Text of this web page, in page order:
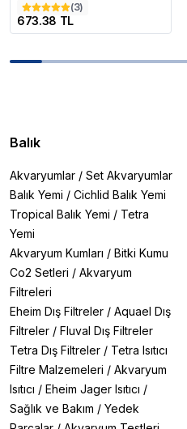
(3)
673.38 TL
Balık
Akvaryumlar / Set Akvaryumlar
Balık Yemi / Cichlid Balık Yemi
Tropical Balık Yemi / Tetra
Yemi
Akvaryum Kumları / Bitki Kumu
Co2 Setleri / Akvaryum
Filtreleri
Eheim Dış Filtreler / Aquael Dış
Filtreler / Fluval Dış Filtreler
Tetra Dış Filtreler / Tetra Isıtıcı
Filtre Malzemeleri / Akvaryum
Isıtıcı / Eheim Jager Isıtıcı /
Sağlık ve Bakım / Yedek